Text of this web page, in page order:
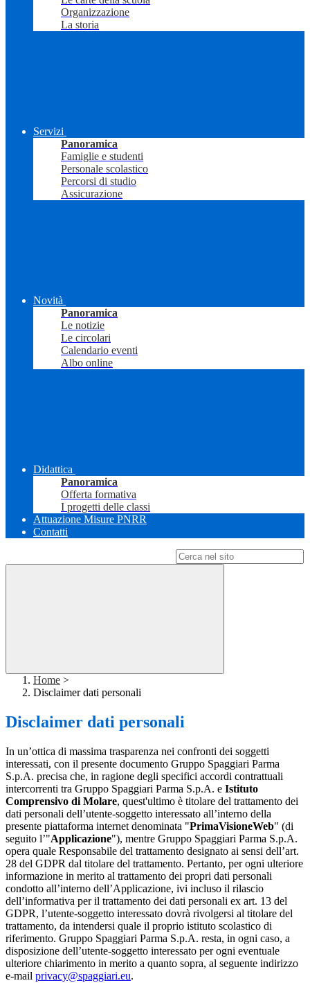
Organizzazione
La storia
Servizi
Panoramica
Famiglie e studenti
Personale scolastico
Percorsi di studio
Assicurazione
Novità
Panoramica
Le notizie
Le circolari
Calendario eventi
Albo online
Didattica
Panoramica
Offerta formativa
I progetti delle classi
Attuazione Misure PNRR
Contatti
Home >
Disclaimer dati personali
Disclaimer dati personali
In un’ottica di massima trasparenza nei confronti dei soggetti
interessati, con il presente documento Gruppo Spaggiari Parma
S.p.A. precisa che, in ragione degli specifici accordi contrattuali
intercorrenti tra Gruppo Spaggiari Parma S.p.A. e Istituto
Comprensivo di Molare, quest'ultimo è titolare del trattamento dei
dati personali dell’utente-soggetto interessato all’interno della
presente piattaforma internet denominata "PrimaVisioneWeb" (di
seguito l’"Applicazione"), mentre Gruppo Spaggiari Parma S.p.A.
opera quale Responsabile del trattamento designato ai sensi dell’art.
28 del GDPR dal titolare del trattamento. Pertanto, per ogni ulteriore
informazione in merito al trattamento dei propri dati personali
condotto all’interno dell’Applicazione, ivi incluso il rilascio
dell’informativa per il trattamento dei dati personali ex art. 13 del
GDPR, l’utente-soggetto interessato dovrà rivolgersi al titolare del
trattamento, da intendersi quale il proprio istituto scolastico di
riferimento. Gruppo Spaggiari Parma S.p.A. resta, in ogni caso, a
disposizione dell’utente-soggetto interessato per ogni eventuale
ulteriore chiarimento in merito a quanto sopra, al seguente indirizzo
e-mail privacy@spaggiari.eu.